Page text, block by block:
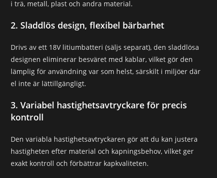
i trä, metall, plast och andra material.
2. Sladdlös design, flexibel bärbarhet
Drivs av ett 18V litiumbatteri (säljs separat), den sladdlösa
designen eliminerar besväret med kablar, vilket gör den
lämplig för användning var som helst, särskilt i miljöer där
el inte är lättillgängligt.
3. Variabel hastighetsavtryckare för precis
kontroll
Den variabla hastighetsavtryckaren gör att du kan justera
hastigheten efter material och kapningsbehov, vilket ger
exakt kontroll och förbättrar kapkvaliteten.